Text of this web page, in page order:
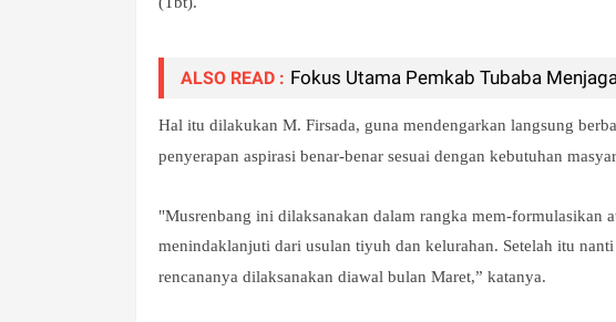
ALSO READ : Fokus Utama Pemkab Tubaba
Hal itu dilakukan M. Firsada, guna mendengarkan langsung
penyerapan aspirasi benar-benar sesuai dengan kebutuhan
"Musrenbang ini dilaksanakan dalam rangka mem-formulasikan
menindaklanjuti dari usulan tiyuh dan kelurahan. Setelah itu
rencananya dilaksanakan diawal bulan Maret,” katanya.